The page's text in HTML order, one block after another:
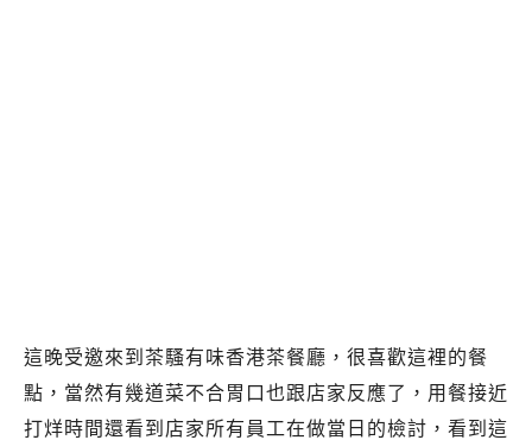
這晚受邀來到茶騷有味香港茶餐廳，很喜歡這裡的餐
點，當然有幾道菜不合胃口也跟店家反應了，用餐接近
打烊時間還看到店家所有員工在做當日的檢討，看到這